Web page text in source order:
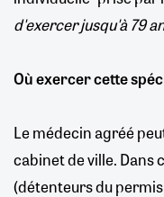
d'exercer jusqu'à 79
Où exercer cette
Le médecin agréé
cabinet de ville. Dans
(détenteurs du